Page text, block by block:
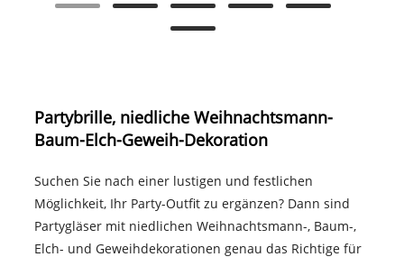
Partybrille, niedliche Weihnachtsmann-
Baum-Elch-Geweih-Dekoration
Suchen Sie nach einer lustigen und festlichen
Möglichkeit, Ihr Party-Outfit zu ergänzen? Dann sind
Partygläser mit niedlichen Weihnachtsmann-, Baum-,
Elch- und Geweihdekorationen genau das Richtige für